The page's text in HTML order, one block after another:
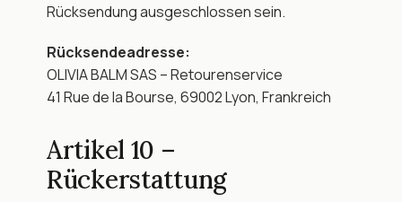
Rücksendung ausgeschlossen sein.
Rücksendeadresse:
OLIVIA BALM SAS – Retourenservice
41 Rue de la Bourse, 69002 Lyon, Frankreich
Artikel 10 –
Rückerstattung